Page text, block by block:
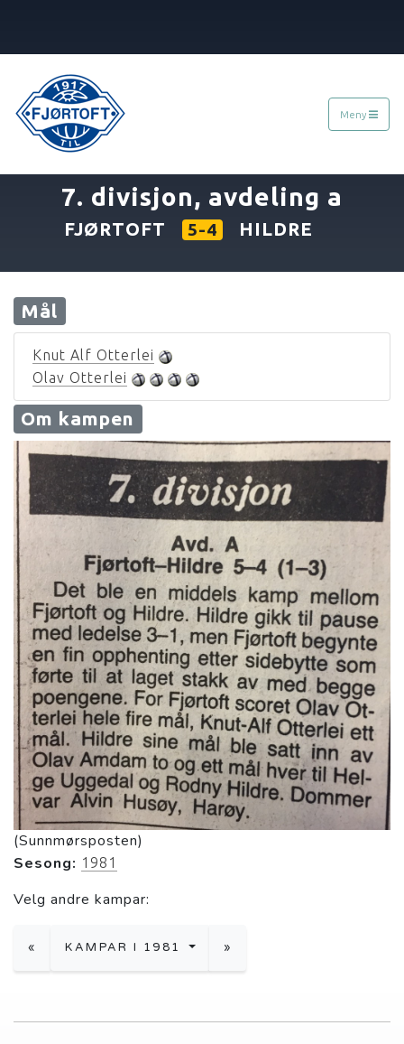
Meny
7. divisjon, avdeling a
FJØRTOFT 5-4 HILDRE
Mål
Knut Alf Otterlei
Olav Otterlei
Om kampen
(Sunnmørsposten)
Sesong: 1981
Velg andre kampar:
« KAMPAR I 1981 »